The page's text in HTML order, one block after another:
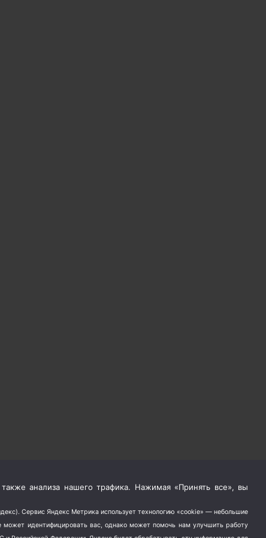
анализа нашего трафика. Нажимая «Принять все», вы
Сервис Яндекс Метрика использует технологию «cookie» — небольшие
идентифицировать вас, однако может помочь нам улучшить работу